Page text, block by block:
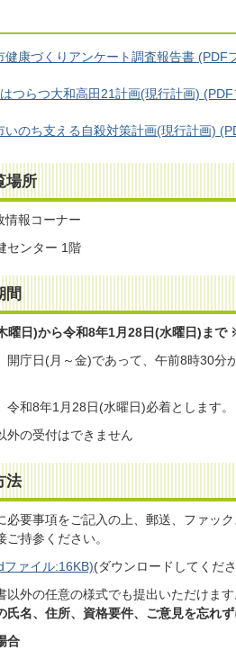
健康づくりアンケート調査報告書 (PDF
つらつ大和高田21計画(現行計画)
いのち支える自殺対策計画(現行計画)
場所
情報コーナー
センター 1階
間
曜日)から令和8年1月28日(水曜日)まで
庁日(月～金)であって、午前8時30分
和8年1月28日(水曜日)必着とします。
外の受付はできません
法
必要事項をご記入の上、郵送、ファッ
持参ください。
ァイル:16KB)(ダウンロードしてくだ
以外の任意の様式でも提出いただけます
氏名、住所、資格要件、ご意見を忘れず
合